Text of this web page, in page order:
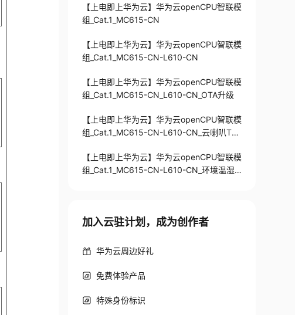
【上电即上华为云】华为云openCPU智联模
组_Cat.1_MC615-CN
【上电即上华为云】华为云openCPU智联模
组_Cat.1_MC615-CN-L610-CN
【上电即上华为云】华为云openCPU智联模
组_Cat.1_MC615-CN_L610-CN_OTA升级
【上电即上华为云】华为云openCPU智联模
组_Cat.1_MC615-CN-L610-CN_云喇叭TT
【上电即上华为云】华为云openCPU智联模
组_Cat.1_MC615-CN-L610-CN_环境温湿
加入云驻计划，成为创作者
华为云周边好礼
免费体验产品
特殊身份标识